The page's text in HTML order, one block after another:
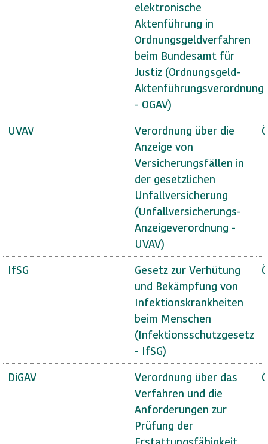
elektronische
Aktenführung in
Ordnungsgeldverfahren
beim Bundesamt für
Justiz (Ordnungsgeld-
Aktenführungsverordnung
- OGAV)
UVAV
Verordnung über die
Anzeige von
Versicherungsfällen in
der gesetzlichen
Unfallversicherung
(Unfallversicherungs-
Anzeigeverordnung -
UVAV)
IfSG
Gesetz zur Verhütung
und Bekämpfung von
Infektionskrankheiten
beim Menschen
(Infektionsschutzgesetz
- IfSG)
DiGAV
Verordnung über das
Verfahren und die
Anforderungen zur
Prüfung der